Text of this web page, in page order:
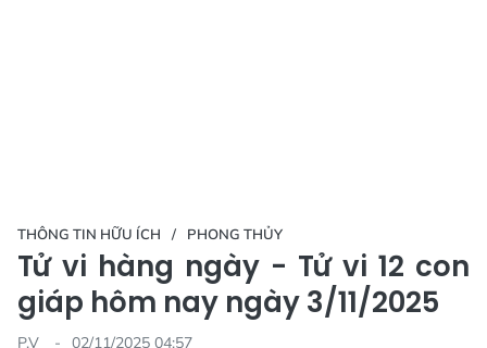
THÔNG TIN HỮU ÍCH PHONG THỦY
Tử vi hàng ngày - Tử vi 12 con
giáp hôm nay ngày 3/11/2025
P.V
02/11/2025 04:57